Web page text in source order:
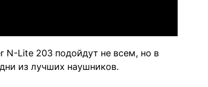
N-Lite 203 подойдут не всем, но в
из лучших наушников.